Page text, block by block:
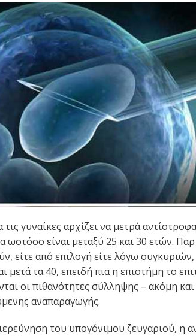
γυναίκες αρχίζει να μετρά
ωστόσο είναι μεταξύ 25 και 30 ετών.
είτε από επιλογή είτε λόγω συγκυριών,
μετά τα 40, επειδή πια η επιστήμη το
οι πιθανότητες σύλληψης – ακόμη και
αναπαραγωγής.
του υπογόνιμου ζευγαριού, η